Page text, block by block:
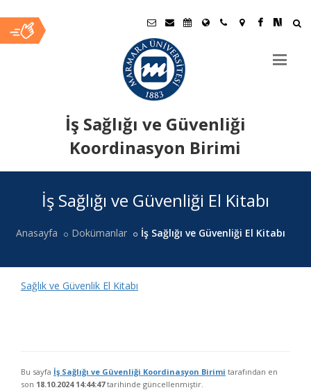
İş Sağlığı ve Güvenliği
Koordinasyon Birimi
İçerikİş Sağlığı ve Güvenliği El Kitabı
Anasayfa Dokümanlar İş Sağlığı ve Güvenliği El Kitabı
Sağlık ve Güvenlik El Kitabı
Bu sayfa İş Sağlığı ve Güvenliği Koordinasyon Birimi tarafından en
son 18.10.2024 14:44:47tarihinde güncellenmiştir.